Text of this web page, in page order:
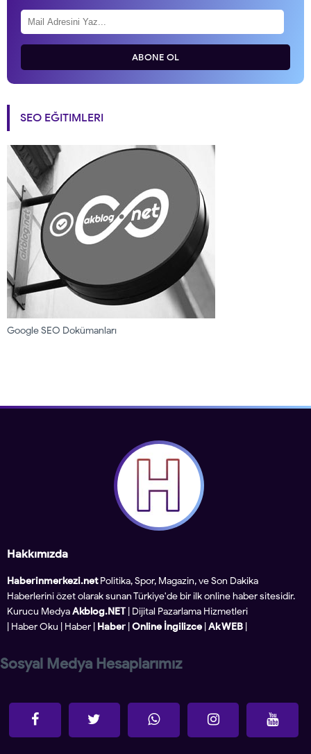
ABONE OL
SEO EĞITIMLERI
Google SEO Dokümanları
Hakkımızda
Haberinmerkezi.netPolitika, Spor, Magazin, ve Son Dakika
Haberlerini özet olarak sunan Türkiye'de bir ilk online haber sitesidir.
Kurucu MedyaAkblog.NET | Dijital Pazarlama Hizmetleri
Haber Oku Haber Haber Online İngilizce Ak WEB
Sosyal Medya Hesaplarımız